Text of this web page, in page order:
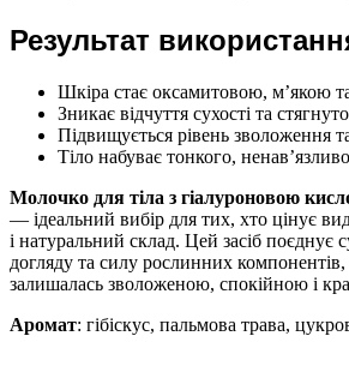
Результат
Шкіра стає оксамитовою, м’якою
Зникає відчуття сухості та
Підвищується рівень зволоження
Тіло набуває тонкого,
Молочко для тіла з гіалуроновою
— ідеальний вибір для тих, хто цінує
і натуральний склад. Цей засіб поєднує
догляду та силу рослинних
залишалась зволоженою, спокійною і
Аромат: гібіскус, пальмова трава,